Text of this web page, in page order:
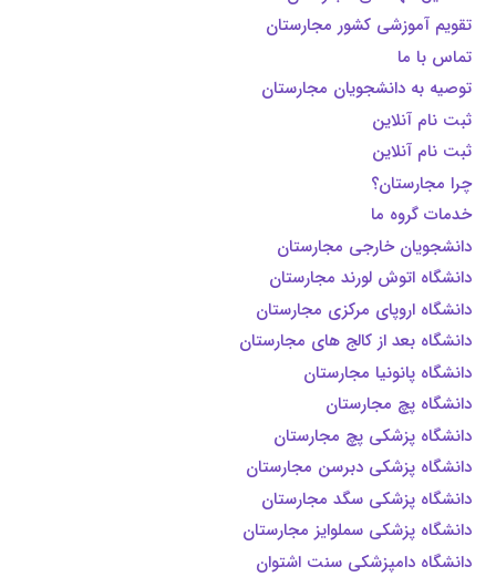
تقویم آموزشی کشور مجارستان
تماس با ما
توصیه به دانشجویان مجارستان
ثبت نام آنلاین
ثبت نام آنلاین
چرا مجارستان؟
خدمات گروه ما
دانشجویان خارجی مجارستان
دانشگاه اتوش لورند مجارستان
دانشگاه اروپای مرکزی مجارستان
دانشگاه بعد از کالج های مجارستان
دانشگاه پانونیا مجارستان
دانشگاه پچ مجارستان
دانشگاه پزشکی پچ مجارستان
دانشگاه پزشکی دبرسن مجارستان
دانشگاه پزشکی سگد مجارستان
دانشگاه پزشکی سملوایز مجارستان
دانشگاه دامپزشکی سنت اشتوان